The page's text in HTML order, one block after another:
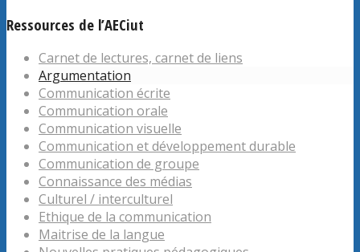
Ressources de l’AECiut
Carnet de lectures, carnet de liens
Argumentation
Communication écrite
Communication orale
Communication visuelle
Communication et développement durable
Communication de groupe
Connaissance des médias
Culturel / interculturel
Ethique de la communication
Maitrise de la langue